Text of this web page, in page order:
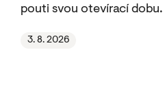
pouti svou otevírací dobu.
3. 8. 2026